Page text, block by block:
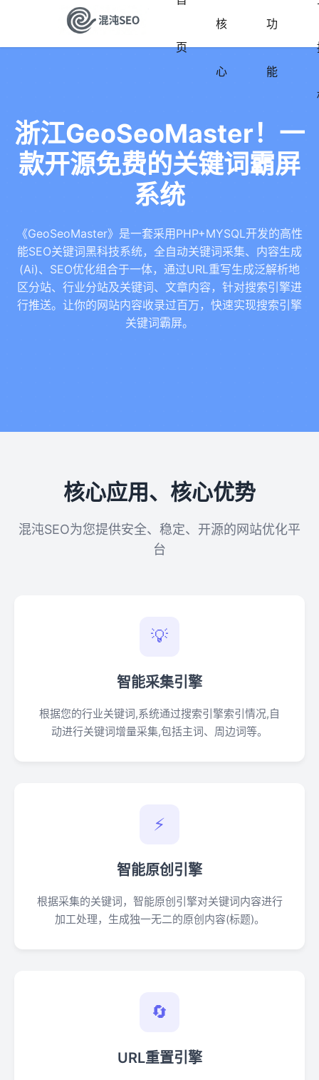
页
核
心
功
能
浙江GeoSeoMaster！一
款开源免费的关键词霸屏
系统
《GeoSeoMaster》是一套采用PHP+MYSQL开发的高性
能SEO关键词黑科技系统，全自动关键词采集、内容生成
(Ai)、SEO优化组合于一体，通过URL重写生成泛解析地
区分站、行业分站及关键词、文章内容，针对搜索引擎进
行推送。让你的网站内容收录过百万，快速实现搜索引擎
关键词霸屏。
核心应用、核心优势
混沌SEO为您提供安全、稳定、开源的网站优化平
台
💡
智能采集引擎
根据您的行业关键词,系统通过搜索引擎索引情况,自
动进行关键词增量采集,包括主词、周边词等。
⚡
智能原创引擎
根据采集的关键词，智能原创引擎对关键词内容进行
加工处理，生成独一无二的原创内容(标题)。
🔄
URL重置引擎